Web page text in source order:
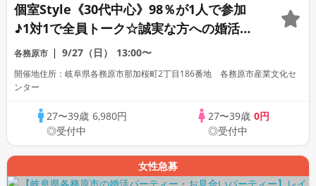
個室Style《30代中心》98％が1人で参加
♪1対1で全員トーク☆誠実な方への婚活パ
ーティー
各務原市 9/27（日） 13:00〜
開催地住所：岐阜県各務原市那加桜町2丁目186番地 各務原市産業文化セ
ンター
27〜39歳 6,980円
◎受付中
27〜39歳 0円
◎受付中
女性急募